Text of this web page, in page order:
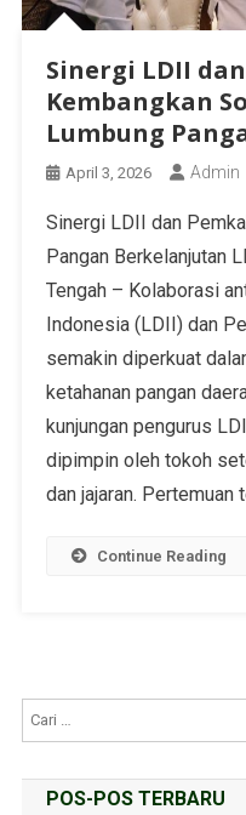
Sinergi LDII
Kembangkan
Lumbung
April 3, 2026 Admin
Sinergi LDII dan
Pangan Berkelanjutan
Tengah – Kolaborasi
Indonesia (LDII) dan
semakin diperkuat
ketahanan pangan
kunjungan pengurus
dipimpin oleh tokoh
dan jajaran. Pertemuan
Continue Reading
POS-POS TERBARU